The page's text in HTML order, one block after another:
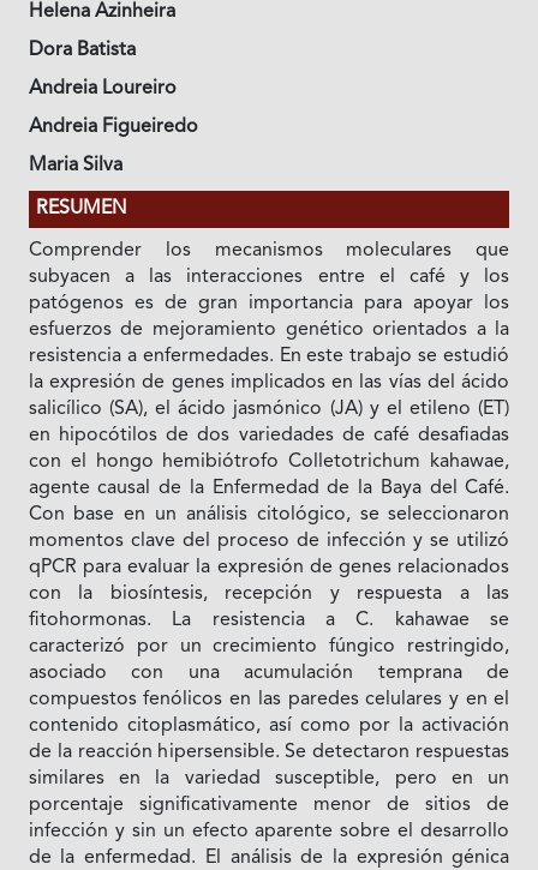
Helena Azinheira
Dora Batista
Andreia Loureiro
Andreia Figueiredo
Maria Silva
RESUMEN
Comprender los mecanismos moleculares que
subyacen a las interacciones entre el café y los
patógenos es de gran importancia para apoyar los
esfuerzos de mejoramiento genético orientados a la
resistencia a enfermedades. En este trabajo se estudió
la expresión de genes implicados en las vías del ácido
salicílico (SA), el ácido jasmónico (JA) y el etileno (ET)
en hipocótilos de dos variedades de café desafiadas
con el hongo hemibiótrofo Colletotrichum kahawae,
agente causal de la Enfermedad de la Baya del Café.
Con base en un análisis citológico, se seleccionaron
momentos clave del proceso de infección y se utilizó
qPCR para evaluar la expresión de genes relacionados
con la biosíntesis, recepción y respuesta a las
fitohormonas. La resistencia a C. kahawae se
caracterizó por un crecimiento fúngico restringido,
asociado con una acumulación temprana de
compuestos fenólicos en las paredes celulares y en el
contenido citoplasmático, así como por la activación
de la reacción hipersensible. Se detectaron respuestas
similares en la variedad susceptible, pero en un
porcentaje significativamente menor de sitios de
infección y sin un efecto aparente sobre el desarrollo
de la enfermedad. El análisis de la expresión génica